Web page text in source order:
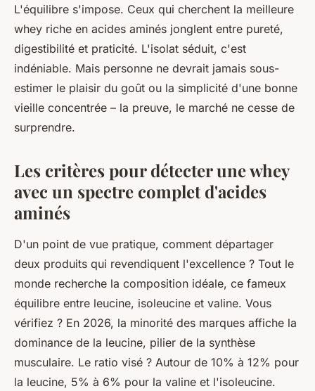
L'équilibre s'impose. Ceux qui cherchent la meilleure
whey riche en acides aminés jonglent entre pureté,
digestibilité et praticité. L'isolat séduit, c'est
indéniable. Mais personne ne devrait jamais sous-
estimer le plaisir du goût ou la simplicité d'une bonne
vieille concentrée – la preuve, le marché ne cesse de
surprendre.
Les critères pour détecter une whey
avec un spectre complet d'acides
aminés
D'un point de vue pratique, comment départager
deux produits qui revendiquent l'excellence ? Tout le
monde recherche la composition idéale, ce fameux
équilibre entre leucine, isoleucine et valine. Vous
vérifiez ? En 2026, la minorité des marques affiche la
dominance de la leucine, pilier de la synthèse
musculaire. Le ratio visé ? Autour de 10% à 12% pour
la leucine, 5% à 6% pour la valine et l'isoleucine.